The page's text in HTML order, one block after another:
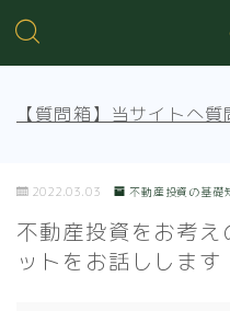
売買知識
【質問箱】当サイトへ
2022.03.03 不動産投資の基礎
不動産投資をお考え
ットをお話しします